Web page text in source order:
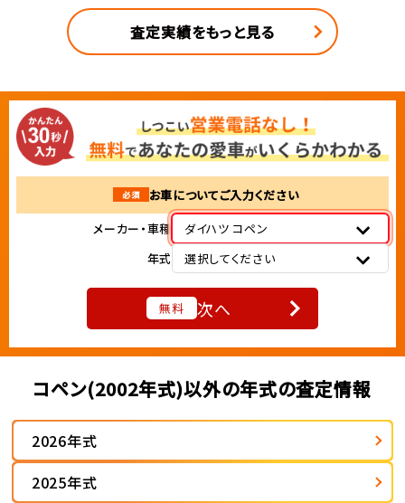
査定実績をもっと見る
必須
お車についてご入力ください
メーカー・車種
ダイハツ コペン
年式
選択してください
無料 次へ
コペン(2002年式)以外の年式の査定情報
2026年式
2025年式